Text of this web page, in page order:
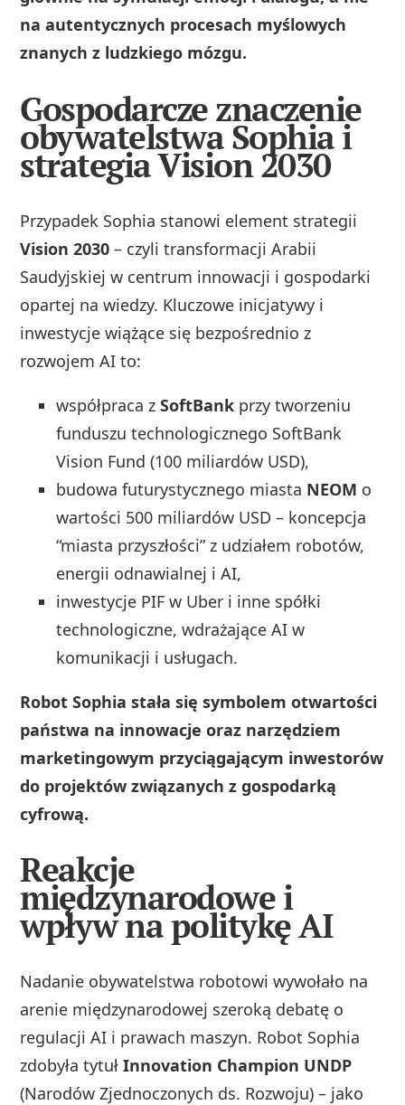
na autentycznych procesach myślowych
znanych z ludzkiego mózgu.
Gospodarcze znaczenie
obywatelstwa Sophia i
strategia Vision 2030
Przypadek Sophia stanowi element strategii
Vision 2030 – czyli transformacji Arabii
Saudyjskiej w centrum innowacji i gospodarki
opartej na wiedzy. Kluczowe inicjatywy i
inwestycje wiążące się bezpośrednio z
rozwojem AI to:
współpraca zSoftBank przy tworzeniu
funduszu technologicznego SoftBank
Vision Fund (100 miliardów USD),
budowa futurystycznego miasta NEOM o
wartości 500 miliardów USD – koncepcja
“miasta przyszłości” z udziałem robotów,
energii odnawialnej i AI,
inwestycje PIF w Uber i inne spółki
technologiczne, wdrażające AI w
komunikacji i usługach.
Robot Sophia stała się symbolem otwartości
państwa na innowacje oraz narzędziem
marketingowym przyciągającym inwestorów
do projektów związanych z gospodarką
cyfrową.
Reakcje
międzynarodowe i
wpływ na politykę AI
Nadanie obywatelstwa robotowi wywołało na
arenie międzynarodowej szeroką debatę o
regulacji AI i prawach maszyn. Robot Sophia
zdobyła tytułInnovation Champion UNDP
(Narodów Zjednoczonych ds. Rozwoju) – jako